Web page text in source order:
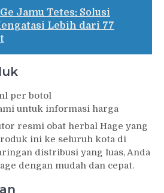
Jamu Tetes: Solusi
Lebih dari 77
per botol
untuk informasi harga
resmi obat herbal Hage yang
ini ke seluruh kota di
distribusi yang luas, Anda
dengan mudah dan cepat.